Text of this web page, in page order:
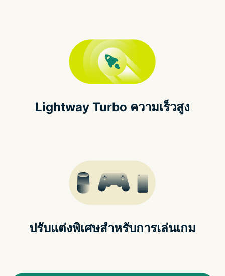
Lightway Turbo ความเร็วสูง
ปรับแต่งพิเศษสำหรับการเล่นเกม